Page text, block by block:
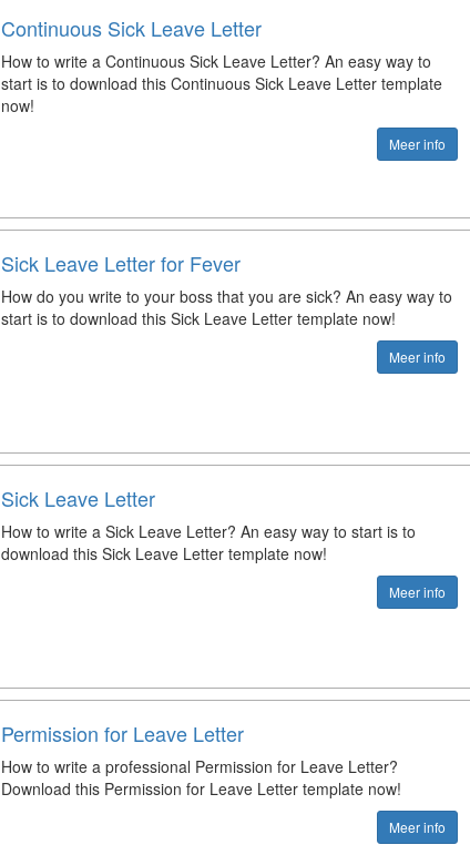
Continuous Sick Leave Letter
How to write a Continuous Sick Leave Letter? An easy way to
start is to download this Continuous Sick Leave Letter template
now!
Meer info
Sick Leave Letter for Fever
How do you write to your boss that you are sick? An easy way to
start is to download this Sick Leave Letter template now!
Meer info
Sick Leave Letter
How to write a Sick Leave Letter? An easy way to start is to
download this Sick Leave Letter template now!
Meer info
Permission for Leave Letter
How to write a professional Permission for Leave Letter?
Download this Permission for Leave Letter template now!
Meer info